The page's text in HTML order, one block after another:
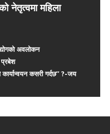
नेतृत्वमा महिला
अवलोकन
प्रबेश
कसरी गर्दछ” ?-जय